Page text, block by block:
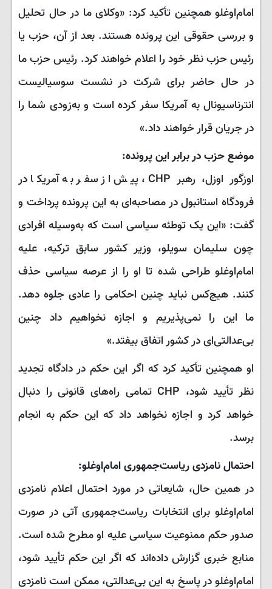
امام‌اوغلو همچنین تأکید کرد: «وکلای ما در حال تحلیل
و بررسی حقوقی این پرونده هستند. بعد از آن، حزب یا
رئیس حزب نظر خود را اعلام خواهند کرد. رئیس حزب ما
در حال حاضر برای شرکت در نشست سوسیالیست
انترناسیونال به آمریکا سفر کرده است و به‌زودی شما را
در جریان قرار خواهند داد.»
موضع حزب در برابر این پرونده:
اوزگور اوزل، رهبر CHP، پیش از سفر به آمریکا در
فرودگاه استانبول در مصاحبه‌ای به این پرونده پرداخت و
گفت: «این یک توطئه سیاسی است که به‌وسیله افرادی
چون سلیمان سویلو، وزیر کشور سابق ترکیه، علیه
امام‌اوغلو طراحی شده تا او را از عرصه سیاسی حذف
کنند. هیچ‌کس نباید چنین احکامی را عادی جلوه دهد.
ما این را نمی‌پذیریم و اجازه نخواهیم داد چنین
بی‌عدالتی‌ای در کشور اتفاق بیفتد.»
او همچنین تأکید کرد که اگر این حکم در دادگاه تجدید
نظر تأیید شود، CHP تمامی راه‌های قانونی را دنبال
خواهد کرد و اجازه نخواهد داد که این حکم به انجام
برسد.
احتمال نامزدی ریاست‌جمهوری امام‌اوغلو:
در همین حال، شایعاتی در مورد احتمال اعلام نامزدی
امام‌اوغلو برای انتخابات ریاست‌جمهوری آتی در صورت
صدور حکم ممنوعیت سیاسی علیه او مطرح شده است.
منابع خبری گزارش داده‌اند که اگر این حکم تأیید شود،
امام‌اوغلو در پاسخ به این بی‌عدالتی، ممکن است نامزدی